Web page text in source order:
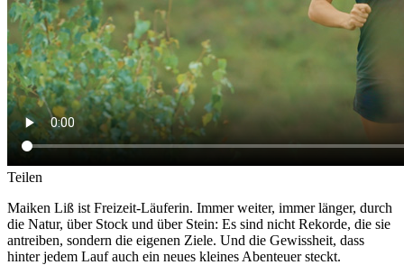
Teilen
Maiken Liß ist Freizeit-Läuferin. Immer weiter, immer länger, durch
die Natur, über Stock und über Stein: Es sind nicht Rekorde, die sie
antreiben, sondern die eigenen Ziele. Und die Gewissheit, dass
hinter jedem Lauf auch ein neues kleines Abenteuer steckt.